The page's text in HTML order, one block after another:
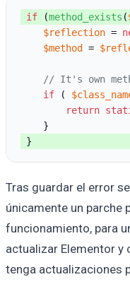
if (method_exists (
$reflection =
$method
=
// It's own
if (
return
}
Tras guardar el error
únicamente un parche
funcionamiento, para
actualizar Elementor y
tenga actualizaciones